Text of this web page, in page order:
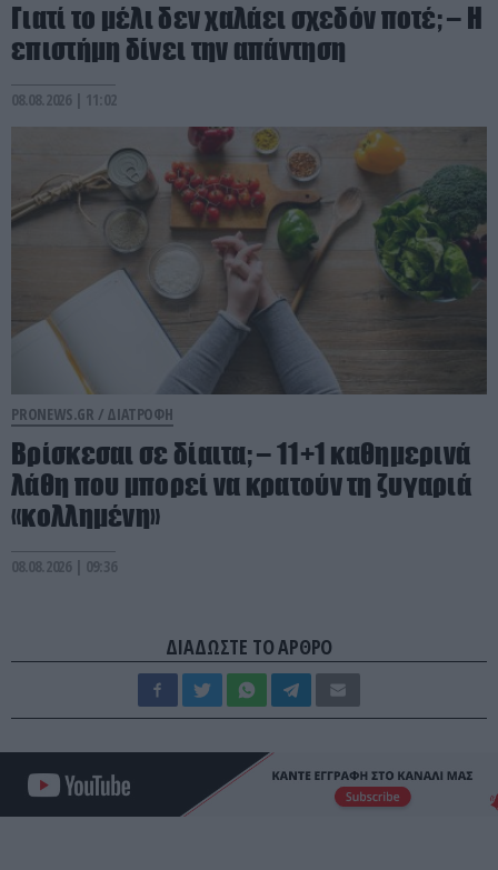
Γιατί το μέλι δεν χαλάει σχεδόν ποτέ; – Η
επιστήμη δίνει την απάντηση
08.08.2026 | 11:02
PRONEWS.GR / ΔΙΑΤΡΟΦΗ
Βρίσκεσαι σε δίαιτα; – 11+1 καθημερινά
λάθη που μπορεί να κρατούν τη ζυγαριά
«κολλημένη»
08.08.2026 | 09:36
ΔΙΑΔΩΣΤΕ ΤΟ ΑΡΘΡΟ